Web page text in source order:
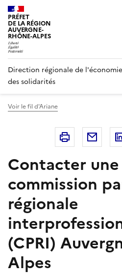
Panneau de gestion des cookies
PRÉFET
DE LA RÉGION
AUVERGNE-
RHÔNE-ALPES
Direction régionale de
des solidarités
Voir le fil d'Ariane
Imprimer
Contacter une
commission
régionale
(CPRI)
Alpes